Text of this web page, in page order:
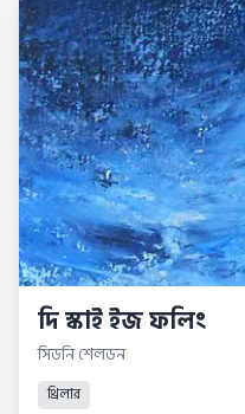
দি স্কাই ইজ ফলিং
সিডনি শেলডন
থ্রিলার